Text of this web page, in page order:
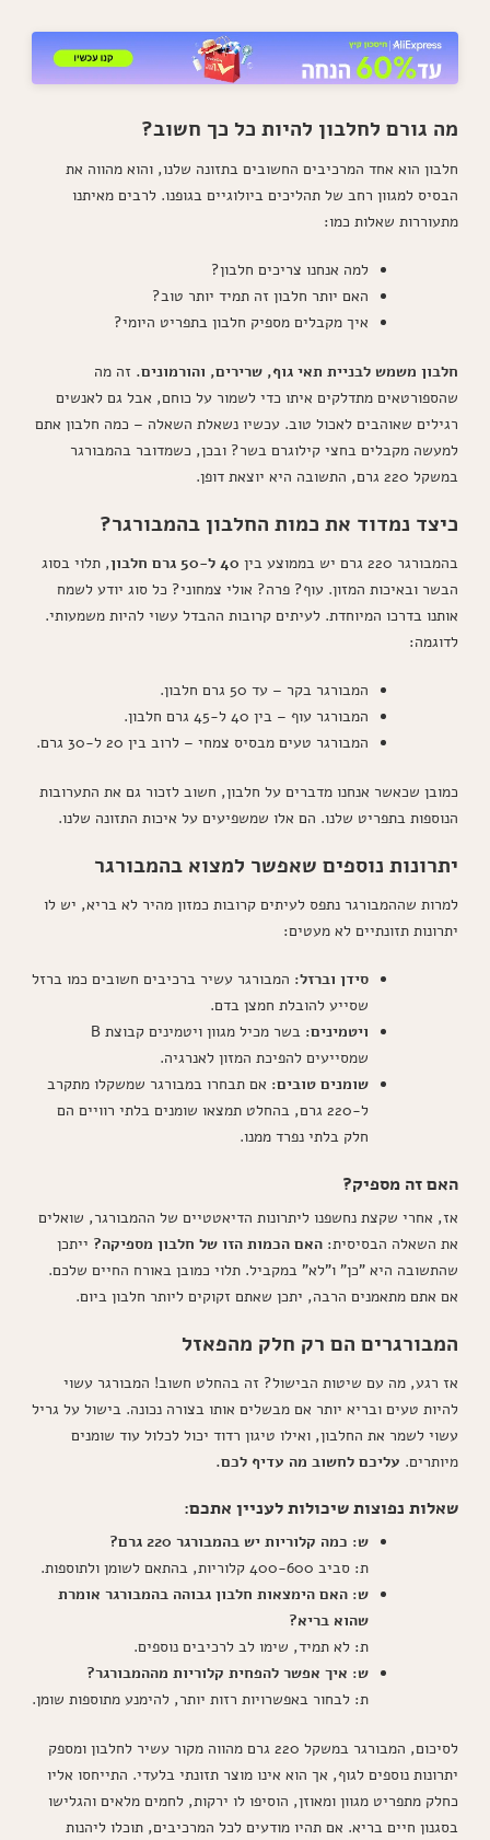
מה גורם לחלבון להיות כל כך חשוב?
חלבון הוא אחד המרכיבים החשובים בתזונה שלנו, והוא מהווה את
הבסיס למגוון רחב של תהליכים ביולוגיים בגופנו. לרבים מאיתנו
מתעוררות שאלות כמו:
למה אנחנו צריכים חלבון?
האם יותר חלבון זה תמיד יותר טוב?
איך מקבלים מספיק חלבון בתפריט היומי?
חלבון משמש לבניית תאי גוף, שרירים, והורמונים. זה מה
שהספורטאים מתדלקים איתו כדי לשמור על כוחם, אבל גם לאנשים
רגילים שאוהבים לאכול טוב. עכשיו נשאלת השאלה – כמה חלבון אתם
למעשה מקבלים בחצי קילוגרם בשר? ובכן, כשמדובר בהמבורגר
במשקל 220 גרם, התשובה היא יוצאת דופן.
כיצד נמדוד את כמות החלבון בהמבורגר?
בהמבורגר 220 גרם יש בממוצע בין 40 ל-50 גרם חלבון
, תלוי בסוג
הבשר ובאיכות המזון. עוף? פרה? אולי צמחוני? כל סוג יודע לשמח
אותנו בדרכו המיוחדת. לעיתים קרובות ההבדל עשוי להיות משמעותי.
לדוגמה:
המבורגר בקר – עד 50 גרם חלבון.
המבורגר עוף – בין 40 ל-45 גרם חלבון.
המבורגר טעים מבסיס צמחי – לרוב בין 20 ל-30 גרם.
כמובן שכאשר אנחנו מדברים על חלבון, חשוב לזכור גם את התערובות
הנוספות בתפריט שלנו. הם אלו שמשפיעים על איכות התזונה שלנו.
יתרונות נוספים שאפשר למצוא בהמבורגר
למרות שההמבורגר נתפס לעיתים קרובות כמזון מהיר לא בריא, יש לו
יתרונות תזונתיים לא מעטים:
סידן וברזל: המבורגר עשיר ברכיבים חשובים כמו ברזל
שסייע להובלת חמצן בדם.
ויטמינים:
בשר מכיל מגוון ויטמינים קבוצת B
שמסייעים להפיכת המזון לאנרגיה.
שומנים טובים: אם תבחרו במבורגר שמשקלו מתקרב
ל-220 גרם, בהחלט תמצאו שומנים בלתי רוויים הם
חלק בלתי נפרד ממנו.
האם זה מספיק?
אז, אחרי שקצת נחשפנו ליתרונות הדיאטטיים של ההמבורגר, שואלים
את השאלה הבסיסית: האם הכמות הזו של חלבון מספיקה? ייתכן
שהתשובה היא "כן" ו"לא" במקביל. תלוי כמובן באורח החיים שלכם.
אם אתם מתאמנים הרבה, יתכן שאתם זקוקים ליותר חלבון ביום.
המבורגרים הם רק חלק מהפאזל
אז רגע, מה עם שיטות הבישול? זה בהחלט חשוב! המבורגר עשוי
להיות טעים ובריא יותר אם מבשלים אותו בצורה נכונה. בישול על גריל
עשוי לשמר את החלבון, ואילו טיגון רדוד יכול לכלול עוד שומנים
מיותרים. עליכם לחשוב מה עדיף לכם.
שאלות נפוצות שיכולות לעניין אתכם:
ש: כמה קלוריות יש בהמבורגר 220 גרם?
ת: סביב 400-600 קלוריות, בהתאם לשומן ולתוספות.
ש: האם הימצאות חלבון גבוהה בהמבורגר אומרת
שהוא בריא?
ת: לא תמיד, שימו לב לרכיבים נוספים.
ש: איך אפשר להפחית קלוריות מההמבורגר?
ת: לבחור באפשרויות רזות יותר, להימנע מתוספות שומן.
לסיכום, המבורגר במשקל 220 גרם מהווה מקור עשיר לחלבון ומספק
יתרונות נוספים לגוף, אך הוא אינו מוצר תזונתי בלעדי. התייחסו אליו
כחלק מתפריט מגוון ומאוזן, הוסיפו לו ירקות, לחמים מלאים והגלישו
בסגנון חיים בריא. אם תהיו מודעים לכל המרכיבים, תוכלו ליהנות